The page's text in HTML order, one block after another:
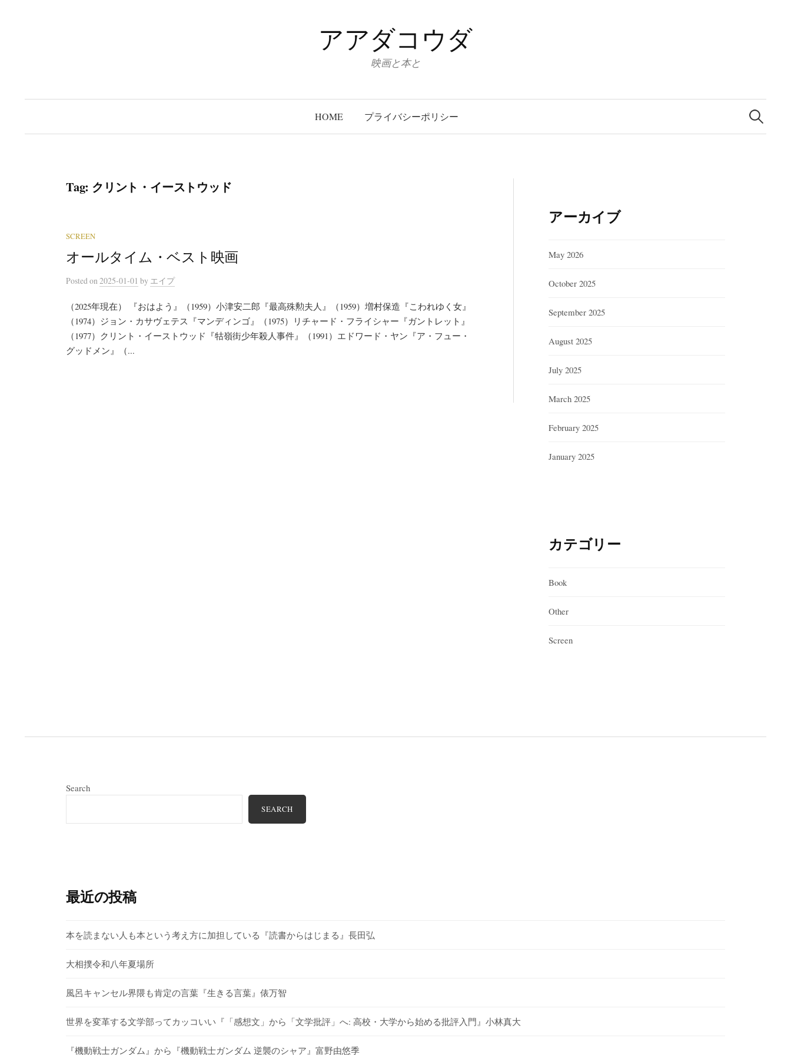
アアダコウダ
映画と本と
HOME プライバシーポリシー
Search
for:
Tag: クリント・イーストウッド
SCREEN
オールタイム・ベスト映画
Postedon 2025-01-01 by エイプ
（2025年現在） 『おはよう』（1959）小津安二郎『最高殊勲夫人』（1959）増村保造『こわれゆく女』
（1974）ジョン・カサヴェテス『マンディンゴ』（1975）リチャード・フライシャー『ガントレット』
（1977）クリント・イーストウッド『牯嶺街少年殺人事件』（1991）エドワード・ヤン『ア・フュー・
グッドメン』（...
アーカイブ
May 2026
October 2025
September 2025
August 2025
July 2025
March 2025
February 2025
January 2025
カテゴリー
Book
Other
Screen
Search
SEARCH
最近の投稿
本を読まない人も本という考え方に加担している『読書からはじまる』長田弘
大相撲令和八年夏場所
風呂キャンセル界隈も肯定の言葉『生きる言葉』俵万智
世界を変革する文学部ってカッコいい『「感想文」から「文学批評」へ: 高校・大学から始める批評入門』小林真大
『機動戦士ガンダム』から『機動戦士ガンダム 逆襲のシャア』富野由悠季